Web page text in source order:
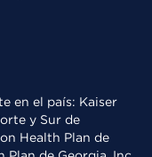
en el país: Kaiser
y Sur de
Health Plan de